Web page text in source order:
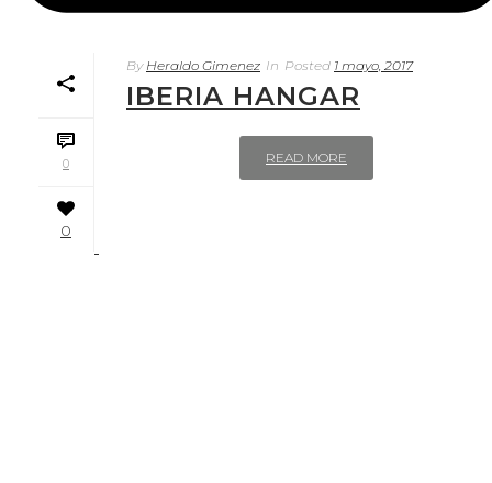
0
0
By Heraldo Gimenez In Posted 1 mayo, 2017
IBERIA HANGAR
READ MORE